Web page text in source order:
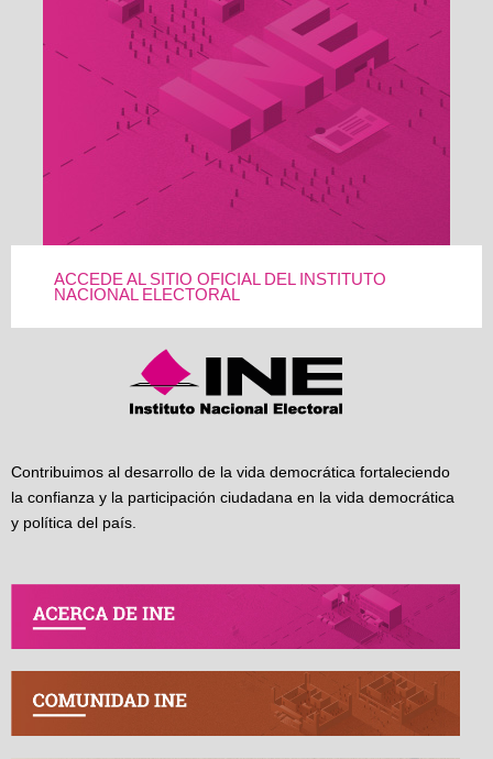
ACCEDE AL SITIO OFICIAL DEL INSTITUTO
NACIONAL ELECTORAL
Contribuimos al desarrollo de la vida democrática fortaleciendo
la confianza y la participación ciudadana en la vida democrática
y política del país.